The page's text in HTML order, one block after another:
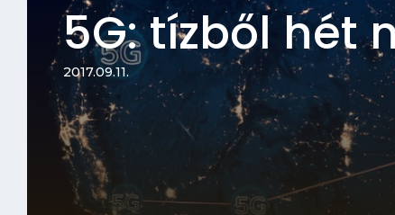
5G: tízből hét
2017.09.11.